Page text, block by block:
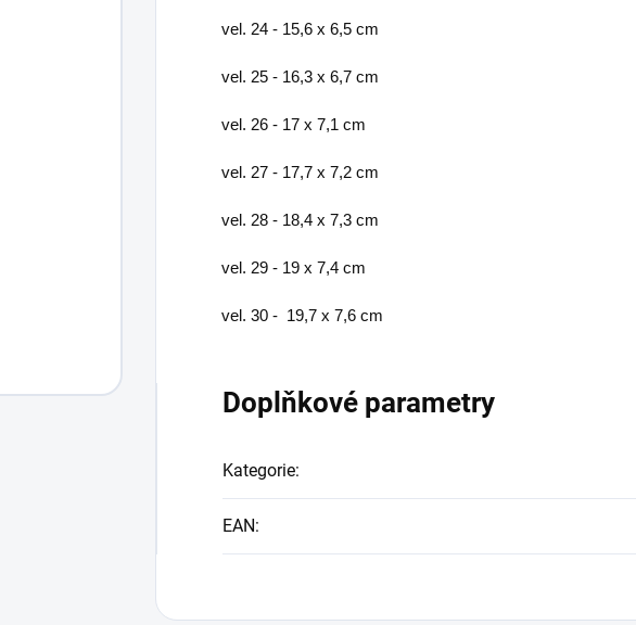
vel. 24 - 15,6 x 6,5 cm
vel. 25 - 16,3 x 6,7 cm
vel. 26 - 17 x 7,1 cm
vel. 27 - 17,7 x 7,2 cm
vel. 28 - 18,4 x 7,3 cm
vel. 29 - 19 x 7,4 cm
vel. 30 - 19,7 x 7,6 cm
Doplňkové parametry
Kategorie:
EAN: